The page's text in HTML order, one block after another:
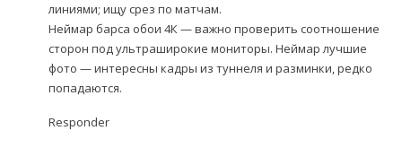
линиями; ищу срез по матчам.
Неймар барса обои 4К — важно проверить соотношение
сторон под ультраширокие мониторы. Неймар лучшие
фото — интересны кадры из туннеля и разминки, редко
попадаются.
Responder